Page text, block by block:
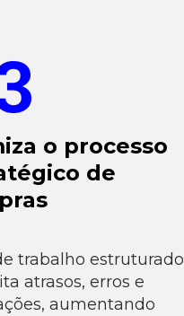
o processo
de
trabalho estruturado
atrasos, erros e
aumentando